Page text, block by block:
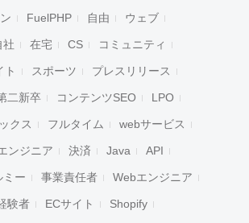
FuelPHP 自由 ウェブ
社 在宅 CS コミュニティ
ト スポーツ プレスリリース
二新卒 コンテンツSEO LPO
クス フルタイム webサービス
ンジニア 決済 Java API
ミー 事業責任者 Webエンジニア
験者 ECサイト Shopify